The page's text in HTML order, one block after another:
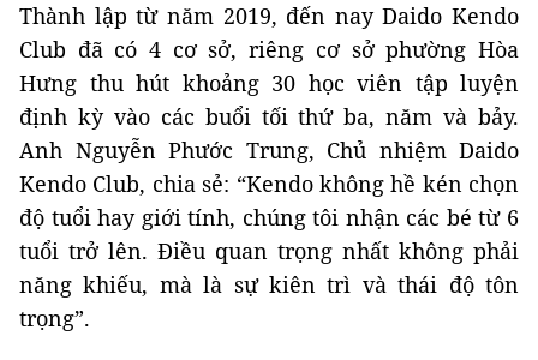
Thành lập từ năm 2019, đến nay Daido Kendo
Club đã có 4 cơ sở, riêng cơ sở phường Hòa
Hưng thu hút khoảng 30 học viên tập luyện
định kỳ vào các buổi tối thứ ba, năm và bảy.
Anh Nguyễn Phước Trung, Chủ nhiệm Daido
Kendo Club, chia sẻ: “Kendo không hề kén chọn
độ tuổi hay giới tính, chúng tôi nhận các bé từ 6
tuổi trở lên. Điều quan trọng nhất không phải
năng khiếu, mà là sự kiên trì và thái độ tôn
trọng”.